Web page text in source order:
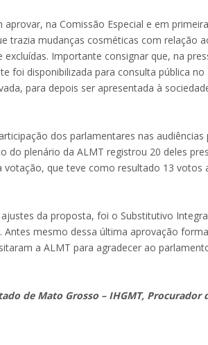
na Comissão Especial e em primeira
trazia mudanças cosméticas com relação
Importante consignar que, na
foi disponibilizada para consulta pública no
para depois ser apresentada à
dos parlamentares nas audiências
do plenário da ALMT registrou 20 deles
que teve como resultado 13 votos
da proposta, foi o Substitutivo
Antes mesmo dessa última aprovação
a ALMT para agradecer ao
de Mato Grosso – IHGMT, Procurador